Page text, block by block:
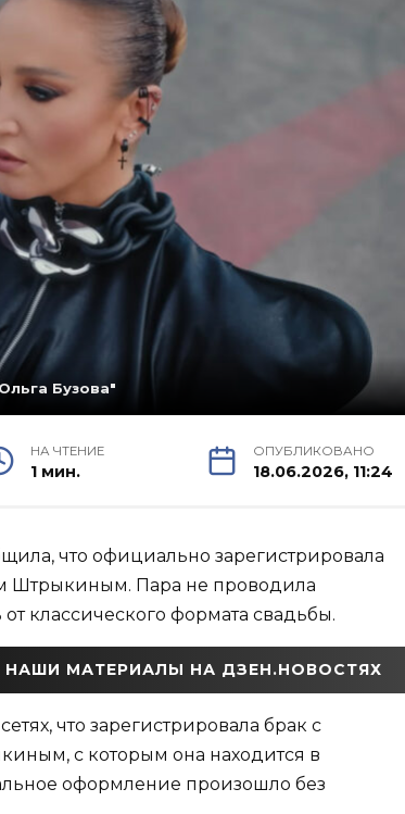
Бузова"
НА ЧТЕНИЕ
1 мин.
ОПУБЛИКОВАНО
18.06.2026, 11:24
что официально зарегистрировала
Штрыкиным. Пара не проводила
классического формата свадьбы.
НАШИ МАТЕРИАЛЫ НА ДЗЕН.НОВОСТЯХ
что зарегистрировала брак с
с которым она находится в
оформление произошло без